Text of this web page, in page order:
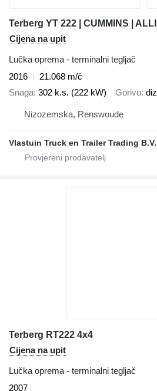
Terberg YT 222 | CUMMINS |
Cijena na upit
Lučka oprema - terminalni tegljač
2016
21.068 m/č
Snaga 302 k.s. (222 kW) Gorivo
Nizozemska, Renswoude
Vlastuin Truck en Trailer Trading B.V.
Terberg RT222 4x4
Cijena na upit
Lučka oprema - terminalni tegljač
2007